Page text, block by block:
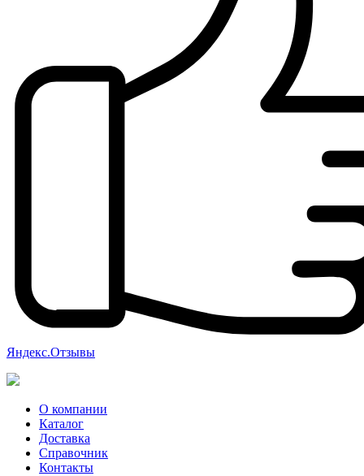
Яндекс.Отзывы
О компании
Каталог
Доставка
Справочник
Контакты